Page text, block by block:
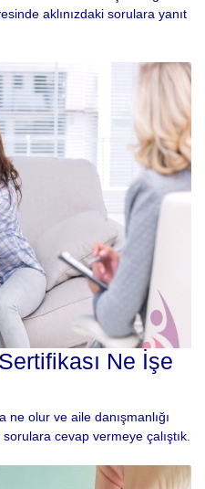
aklınızdaki sorulara yanıt
Ne İşe
ne olur ve aile danışmanlığı
cevap vermeye çalıştık.